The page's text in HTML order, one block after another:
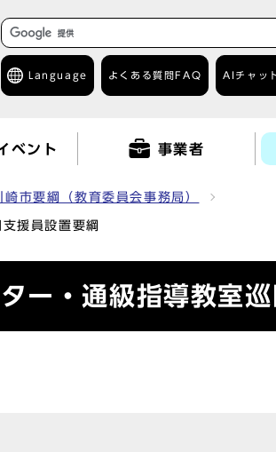
Language よくある質問 FAQ AIチャッ
ベント 事業者
崎市要綱（教育委員会事務局）
援員設置要綱
ー・通級指導教室